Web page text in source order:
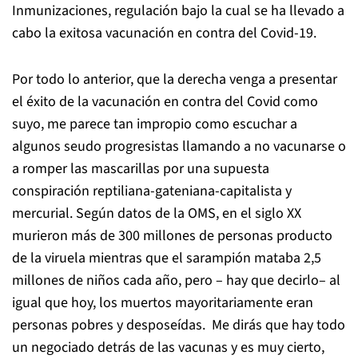
Inmunizaciones, regulación bajo la cual se ha llevado a
cabo la exitosa vacunación en contra del Covid-19.
Por todo lo anterior, que la derecha venga a presentar
el éxito de la vacunación en contra del Covid como
suyo, me parece tan impropio como escuchar a
algunos seudo progresistas llamando a no vacunarse o
a romper las mascarillas por una supuesta
conspiración reptiliana-gateniana-capitalista y
mercurial. Según datos de la OMS, en el siglo XX
murieron más de 300 millones de personas producto
de la viruela mientras que el sarampión mataba 2,5
millones de niños cada año, pero – hay que decirlo– al
igual que hoy, los muertos mayoritariamente eran
personas pobres y desposeídas. Me dirás que hay todo
un negociado detrás de las vacunas y es muy cierto,